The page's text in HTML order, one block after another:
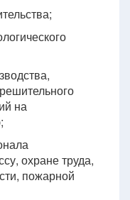
на
охране труда,
пожарной